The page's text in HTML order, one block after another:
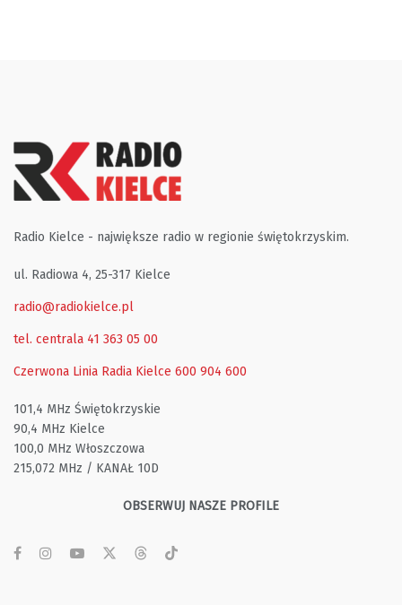
Radio Kielce - największe radio w regionie świętokrzyskim.
ul. Radiowa 4, 25-317 Kielce
radio@radiokielce.pl
tel. centrala 41 363 05 00
Czerwona Linia Radia Kielce 600 904 600
101,4 MHz Świętokrzyskie
90,4 MHz Kielce
100,0 MHz Włoszczowa
215,072 MHz / KANAŁ 10D
OBSERWUJ NASZE PROFILE